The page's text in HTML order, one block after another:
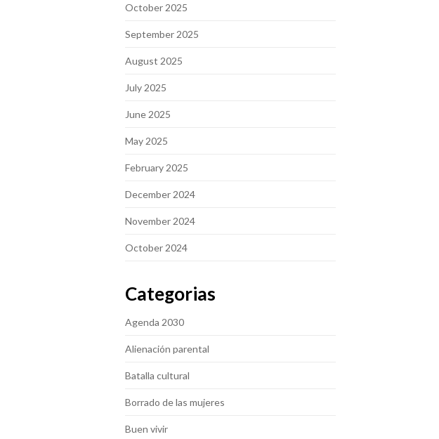
October 2025
September 2025
August 2025
July 2025
June 2025
May 2025
February 2025
December 2024
November 2024
October 2024
Categorias
Agenda 2030
Alienación parental
Batalla cultural
Borrado de las mujeres
Buen vivir